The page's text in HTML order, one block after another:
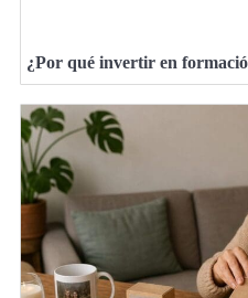
¿Por qué invertir en